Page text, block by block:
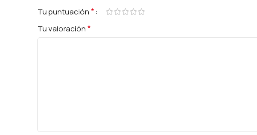
Tu puntuación*
Tu valoración*